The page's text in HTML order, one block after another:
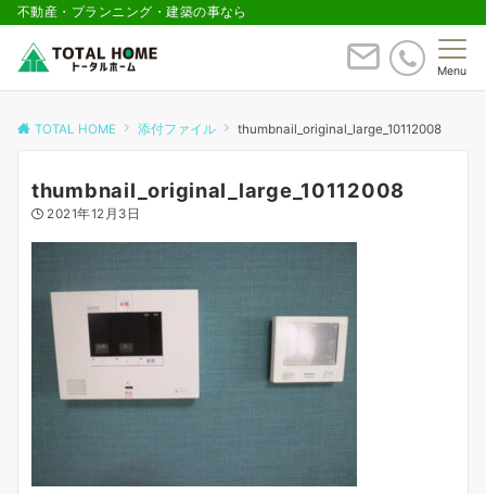
不動産・プランニング・建築の事なら
Menu
TOTAL HOME 添付ファイル thumbnail_original_large_10112008
thumbnail_original_large_10112008
2021年12月3日